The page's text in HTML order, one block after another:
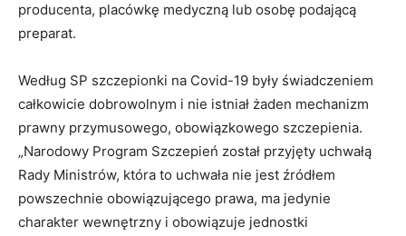
producenta, placówkę medyczną lub osobę podającą
preparat.
Według SP szczepionki na Covid-19 były świadczeniem
całkowicie dobrowolnym i nie istniał żaden mechanizm
prawny przymusowego, obowiązkowego szczepienia.
„Narodowy Program Szczepień został przyjęty uchwałą
Rady Ministrów, która to uchwała nie jest źródłem
powszechnie obowiązującego prawa, ma jedynie
charakter wewnętrzny i obowiązuje jednostki